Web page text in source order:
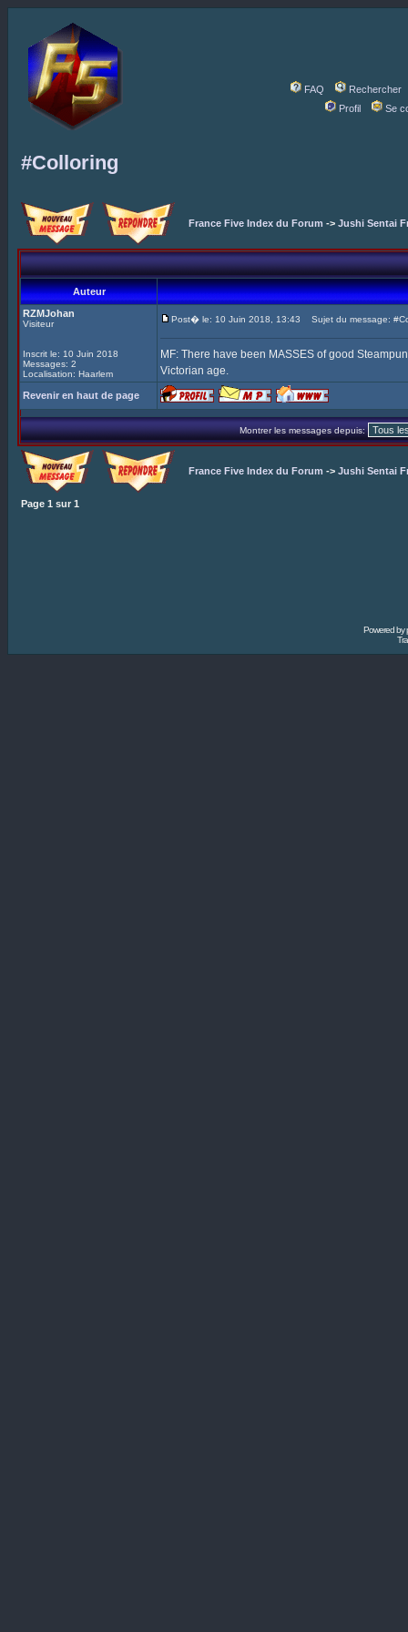
FAQ
Rechercher
Profil
Se
#Colloring
France Five Index du Forum -> Jushi Sentai
Auteur
RZMJohan
Visiteur
Inscrit le: 10 Juin 2018
Messages: 2
Localisation: Haarlem
Post� le: 10 Juin 2018, 13:43 Sujet du message:
MF: There have been MASSES of good
Victorian age.
Revenir en haut de page
Montrer les messages depuis:
France Five Index du Forum -> Jushi Sentai
Page 1 sur 1
Powered by